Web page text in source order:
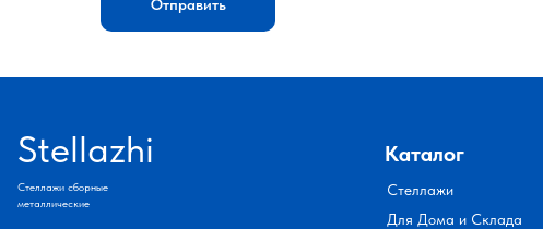
Отправить
Стеллажи сборные
металлические
Stellazhi Каталог
Стеллажи
Для Дома и Склада